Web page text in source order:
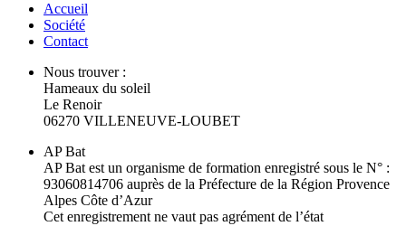
Accueil
Société
Contact
Nous trouver :
Hameaux du soleil
Le Renoir
06270 VILLENEUVE-LOUBET
AP Bat
AP Bat est un organisme de formation enregistré sous le N° :
93060814706 auprès de la Préfecture de la Région Provence
Alpes Côte d’Azur
Cet enregistrement ne vaut pas agrément de l’état